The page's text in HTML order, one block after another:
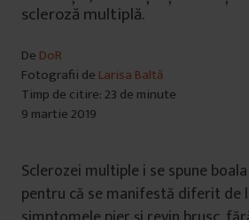
scleroză multiplă.
De DoR
Fotografii de Larisa Baltă
Timp de citire: 23 de minute
9 martie 2019
Sclerozei multiple i se spune
pentru că se manifestă diferit de